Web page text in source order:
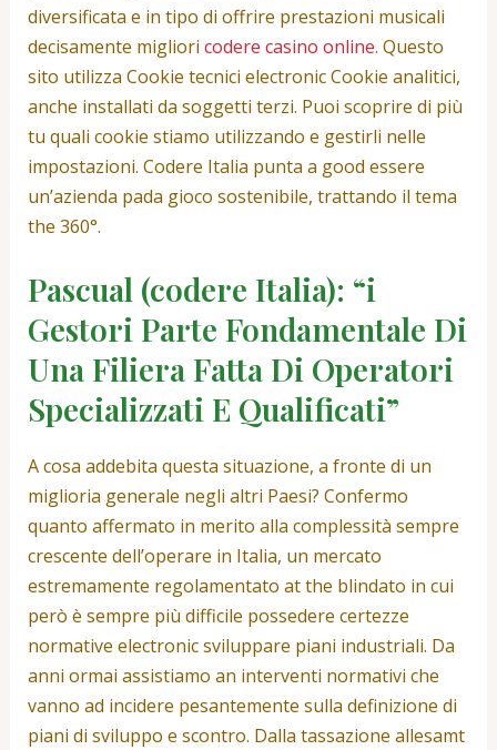
diversificata e in tipo di offrire prestazioni musicali
decisamente migliori codere casino online. Questo
sito utilizza Cookie tecnici electronic Cookie analitici,
anche installati da soggetti terzi. Puoi scoprire di più
tu quali cookie stiamo utilizzando e gestirli nelle
impostazioni. Codere Italia punta a good essere
un’azienda pada gioco sostenibile, trattando il tema
the 360°.
Pascual (codere Italia): “i
Gestori Parte Fondamentale Di
Una Filiera Fatta Di Operatori
Specializzati E Qualificati”
A cosa addebita questa situazione, a fronte di un
miglioria generale negli altri Paesi? Confermo
quanto affermato in merito alla complessità sempre
crescente dell’operare in Italia, un mercato
estremamente regolamentato at the blindato in cui
però è sempre più difficile possedere certezze
normative electronic sviluppare piani industriali. Da
anni ormai assistiamo an interventi normativi che
vanno ad incidere pesantemente sulla definizione di
piani di sviluppo e scontro. Dalla tassazione allesamt